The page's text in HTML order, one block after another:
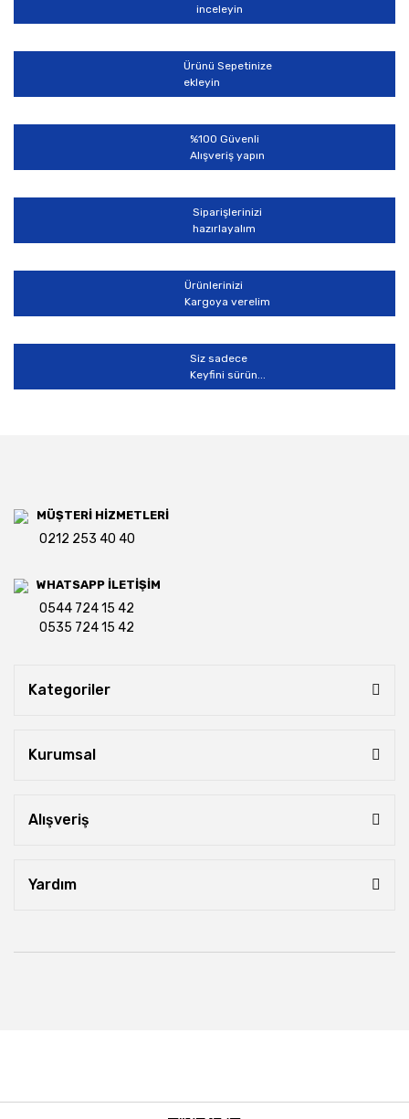
Yorum Yaz
Ürün resmi kalitesiz, bozuk veya görüntülenemiyor.
Ürün açıklamasında eksik bilgiler bulunuyor.
Ürün bilgilerinde hatalar bulunuyor.
Ürün fiyatı diğer sitelerden daha pahalı.
Bu ürüne benzer farklı alternatifler olmalı.
Gönder
inceleyin
Ürünü Sepetinize
ekleyin
%100 Güvenli
Alışveriş yapın
Siparişlerinizi
hazırlayalım
Ürünlerinizi
Kargoya verelim
Siz sadece
Keyfini sürün...
MÜŞTERİ HİZMETLERİ
0212 253 40 40
WHATSAPP İLETİŞİM
0544 724 15 42
0535 724 15 42
Kategoriler
Kurumsal
Alışveriş
Yardım